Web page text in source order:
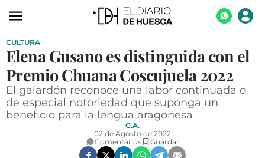
ACTUALIDAD
ECONOMÍA
TECNOLOGÍA
TURISMO
CULTURA
Elena Gusano es distinguida con el
Premio Chuana Coscujuela 2022
El galardón reconoce una labor continuada o
de especial notoriedad que suponga un
beneficio para la lengua aragonesa
G.A.
02 de Agosto de 2022
Comentarios
Guardar